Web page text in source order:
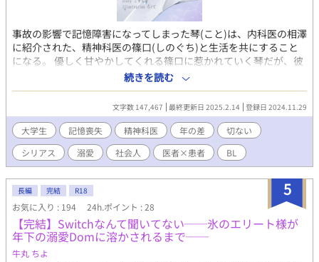
事故の影響で記憶障害になってしまった琴(こと)は、内科医の相澤
に紹介された、精神科医の篠口(しのぐち)と生活を共にすること
になる。 優しく甘やかしてくれる篠口に惹かれていく琴だが、彼
とは、記憶を失う前にも会っていたのではないかと疑いを抱く。
記憶が戻らなくても、このまま篠口と一緒にいられたらいいと願
う琴だが……。 ★7:30と18:30に更新予定です(*´艸`*) ★素敵な
表紙は らﾃて様✧︎*。 ☆過去に書いた自作のキャラクターと、苗字
や名前が被っていたことに気付きました……全く別の作品ですの
でご了承ください！
続きを読む
文字数 147,467 最終更新日 2025.2.14 登録日 2024.11.29
大学生 記憶喪失 精神科医 年の差
切ない
シリアス
溺愛 社会人 医者×患者 BL
5
長編 完結 R18
お気に入り : 194 24h.ポイント : 28
【完結】Switchなんて聞いてない──氷のエリート様が
年下の溺愛Domに溶かされるまで──
牛丸 ちよ